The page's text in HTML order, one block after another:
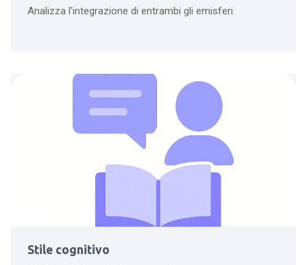
Analizza l'integrazione di entrambi gli emisferi.
Stile cognitivo